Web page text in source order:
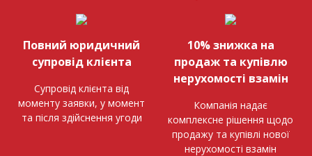
Повний юридичний
супровід клієнта
Супровід клієнта від
моменту заявки, у момент
та після здійснення угоди
10% знижка на
продаж та купівлю
нерухомості взамін
Компанія надає
комплексне рішення щодо
продажу та купівлі нової
нерухомості взамін